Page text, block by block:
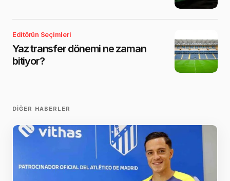
Editörün Seçimleri
Yaz transfer dönemi ne zaman
bitiyor?
DIĞER HABERLER